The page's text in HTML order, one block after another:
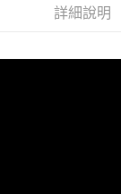
詳細說明